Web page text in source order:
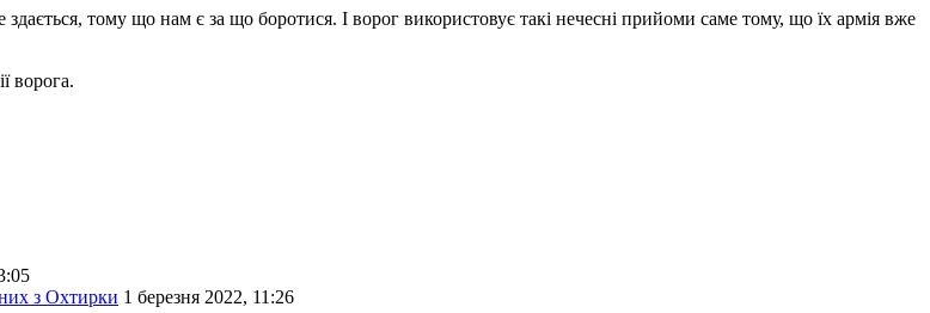
тому що нам є за що боротися. І ворог використовує такі нечесні прийоми саме тому, що їх армія вже
ворога.
них з Охтирки 1 березня 2022, 11:26